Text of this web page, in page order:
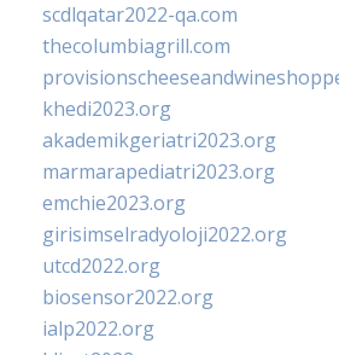
scdlqatar2022-qa.com
thecolumbiagrill.com
khedi2023.org
akademikgeriatri2023.org
marmarapediatri2023.org
emchie2023.org
girisimselradyoloji2022.org
utcd2022.org
biosensor2022.org
ialp2022.org